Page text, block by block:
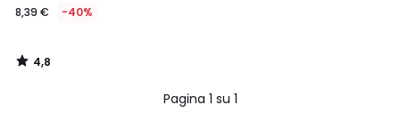
8,39 € -40%
4,8
/
Pagina 1 su 1